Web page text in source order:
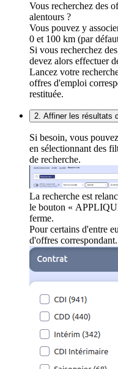
Vous recherchez des
alentours ?
Vous pouvez y
0 et 100 km (par
Si vous recherchez
devez alors effectuer
Lancez votre
offres d'emploi
restituée.
2. Affiner les résultats
Si besoin, vous
en sélectionnant des
de recherche.
La recherche est
le bouton «
ferme.
Pour certains d'entre
d'offres correspondant.